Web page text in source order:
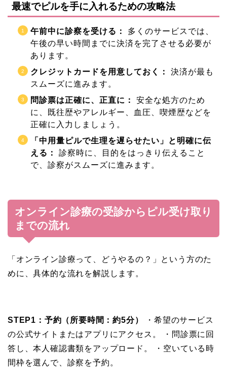
最速でピルを手に入れるための攻略法
午前中に診察を受ける：
多くのサービスでは、
午後の早い時間までに決済を完了させる必要が
あります。
クレジットカードを用意しておく：
決済が最も
スムーズに進みます。
問診票は正確に、正直に：
安全な処方のため
に、既往歴やアレルギー、血圧、喫煙歴などを
正確に入力しましょう。
「中用量ピルで生理を遅らせたい」と明確に伝
える：
診察時に、目的をはっきり伝えること
で、診察がスムーズに進みます。
オンライン診療の受診からピル受け取り
までの流れ
「オンライン診療って、どうやるの？」という方のた
めに、具体的な流れを解説します。
STEP1：予約（所要時間：約5分）
・希望のサービス
の公式サイトまたはアプリにアクセス。 ・問診票に回
答し、本人確認書類をアップロード。 ・空いている時
間枠を選んで、診察を予約。